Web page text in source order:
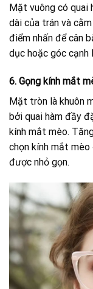
Mặt vuông có quai
dài của trán và
điểm nhấn để cân
dục hoặc góc cạnh
6. Gọng kính mắt
Mặt tròn là khuôn
bởi quai hàm đầy
kính mắt mèo.
chọn kính mắt
được nhỏ gọn.